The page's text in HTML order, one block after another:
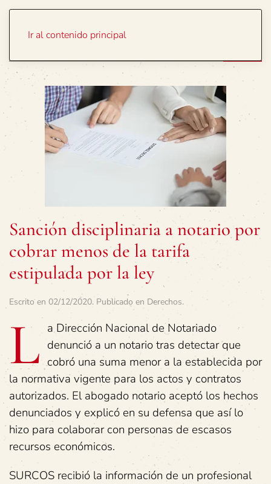
Ir al contenido principal
Sanción disciplinaria a notario por
cobrar menos de la tarifa
estipulada por la ley
Escrito en 02/12/2020. Publicado en Derechos.
L a Dirección Nacional de Notariado
denunció a un notario tras detectar que
cobró una suma menor a la establecida por
la normativa vigente para los actos y contratos
autorizados. El abogado notario aceptó los hechos
denunciados y explicó en su defensa que así lo
hizo para colaborar con personas de escasos
recursos económicos.
SURCOS recibió la información de un profesional